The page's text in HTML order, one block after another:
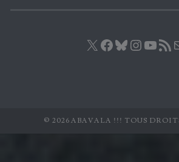
X Facebook
Bluesky
© 2026 ABAVALA !!! TOUS